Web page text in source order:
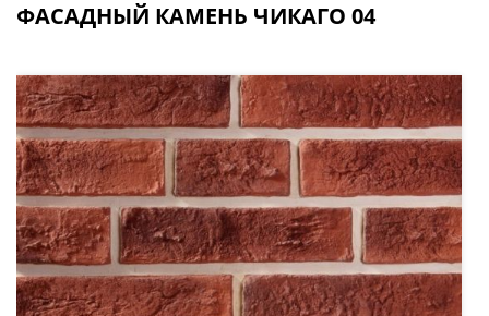
ФАСАДНЫЙ КАМЕНЬ ЧИКАГО 04